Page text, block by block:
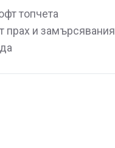
топчета
прах и замърсявания